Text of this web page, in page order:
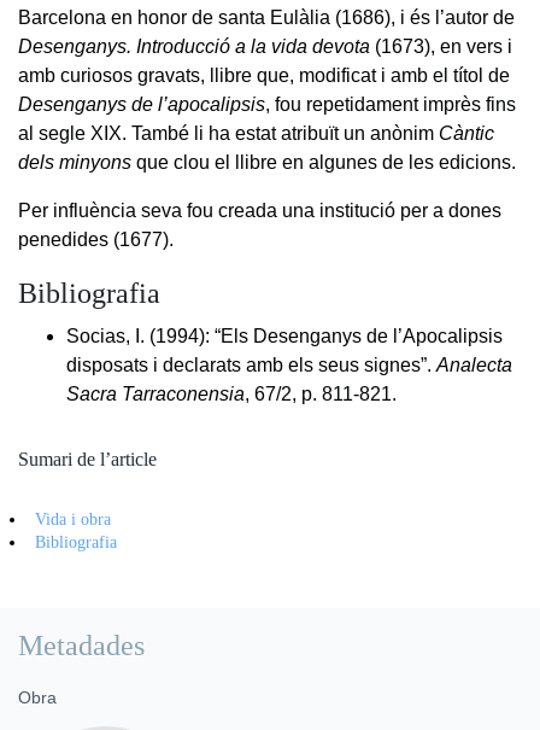
Barcelona en honor de santa Eulàlia (1686), i és l’autor de
Desenganys. Introducció a la vida devota (1673), en vers i
amb curiosos gravats, llibre que, modificat i amb el títol de
Desenganys de l’apocalipsis, fou repetidament imprès fins
al segle XIX. També li ha estat atribuït un anònim Càntic
dels minyons que clou el llibre en algunes de les edicions.
Per influència seva fou creada una institució per a dones
penedides (1677).
Bibliografia
Socias, I. (1994): “Els Desenganys de l’Apocalipsis
disposats i declarats amb els seus signes”. Analecta
Sacra Tarraconensia, 67/2, p. 811-821.
Sumari de l’article
Vida i obra
Bibliografia
Metadades
Obra